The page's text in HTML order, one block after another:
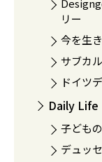
リー
今を生
サブカ
ドイツ
Daily Life
子ども
デュッ